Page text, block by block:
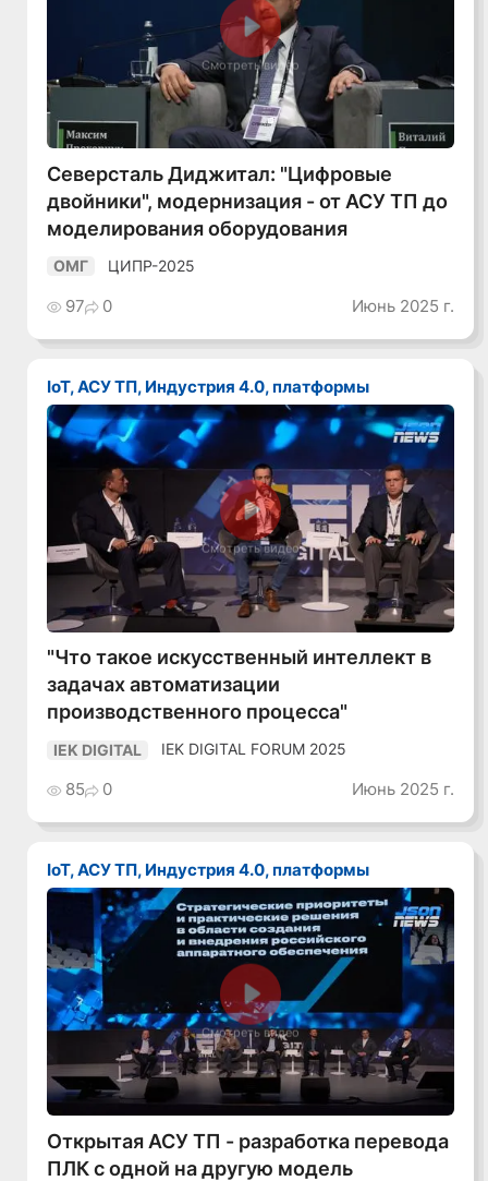
Смотреть видео
Северсталь Диджитал: "Цифровые
двойники", модернизация - от АСУ ТП до
моделирования оборудования
ОМГ ЦИПР-2025
97 0 Июнь 2025 г.
IoT, АСУ ТП, Индустрия 4.0, платформы
Смотреть видео
"Что такое искусственный интеллект в
задачах автоматизации
производственного процесса"
IEK DIGITAL IEK DIGITAL FORUM 2025
85 0 Июнь 2025 г.
IoT, АСУ ТП, Индустрия 4.0, платформы
Смотреть видео
Открытая АСУ ТП - разработка перевода
ПЛК с одной на другую модель